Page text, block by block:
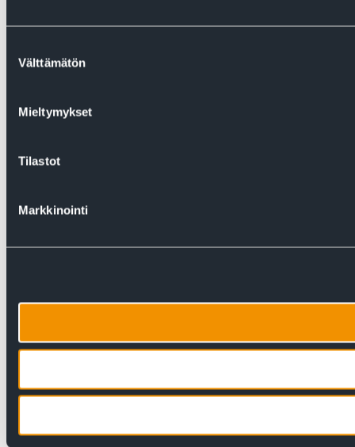
valinta
Välttämätön
Mieltymykset
Tilastot
Markkinointi